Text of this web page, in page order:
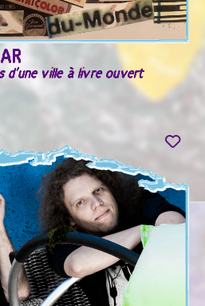
d'une ville à livre ouvert